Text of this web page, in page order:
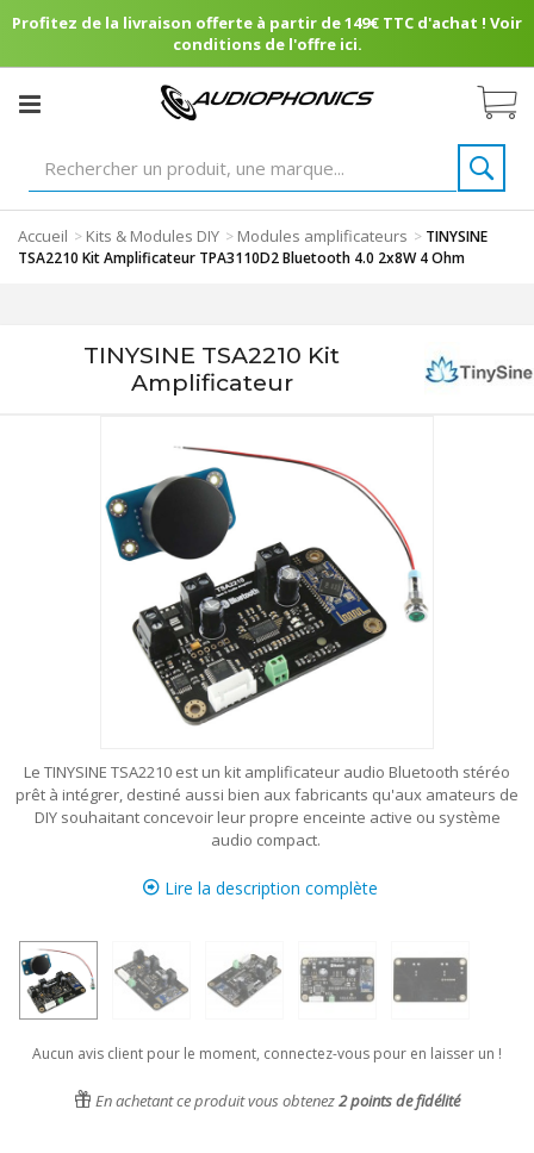
Profitez de la livraison offerte à partir de 149€ TTC d'achat ! Voir
conditions de l'offre ici.
Accueil > Kits & Modules DIY > Modules amplificateurs > TINYSINE
TSA2210 Kit Amplificateur TPA3110D2 Bluetooth 4.0 2x8W 4 Ohm
TINYSINE TSA2210 Kit
Amplificateur
Le TINYSINE TSA2210 est un kit amplificateur audio Bluetooth stéréo
prêt à intégrer, destiné aussi bien aux fabricants qu'aux amateurs de
DIY souhaitant concevoir leur propre enceinte active ou système
audio compact.
Lire la description complète
Aucun avis client pour le moment, connectez-vous pour en laisser un !
En achetant ce produit vous obtenez2points de fidélité